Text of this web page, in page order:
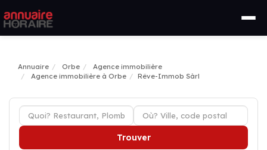
Annuaire Orbe
Agence immobilière
Agence immobilière à Orbe
Rêve-Immob Sàrl
Trouver